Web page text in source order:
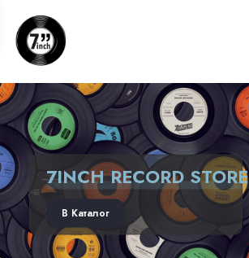
7INCH RECORD STORE
В Каталог